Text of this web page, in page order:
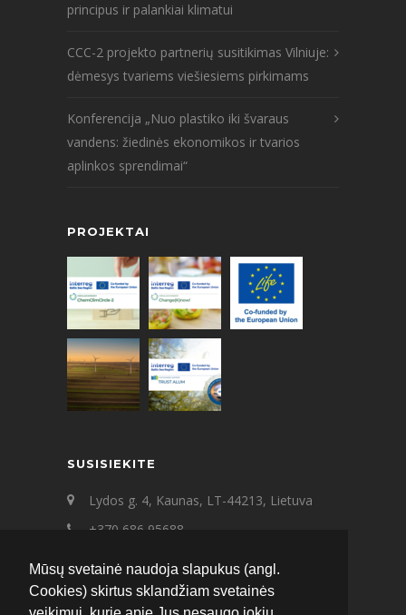
Mūsų svetainė naudoja slapukus (angl.
Cookies) skirtus sklandžiam svetainės
principus ir palankiai klimatui
CCC-2 projekto partnerių susitikimas Vilniuje:
dėmesys tvariems viešiesiems pirkimams
Konferencija „Nuo plastiko iki švaraus
vandens: žiedinės ekonomikos ir tvarios
aplinkos sprendimai“
PROJEKTAI
SUSISIEKITE
Lydos g. 4, Kaunas, LT-44213, Lietuva
+370 686 95688
ecat@ecat.lt